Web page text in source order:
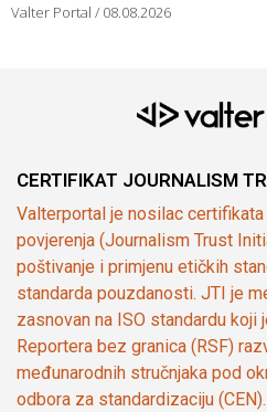
Valter Portal 08.08.2026
CERTIFIKAT JOURNALISM
Valterportal je nosilac
povjerenja (Journalism Trust
poštivanje i primjenu etičkih
standarda pouzdanosti. JTI je
zasnovan na ISO standardu koji
Reportera bez granica (RSF)
međunarodnih stručnjaka pod
odbora za standardizaciju